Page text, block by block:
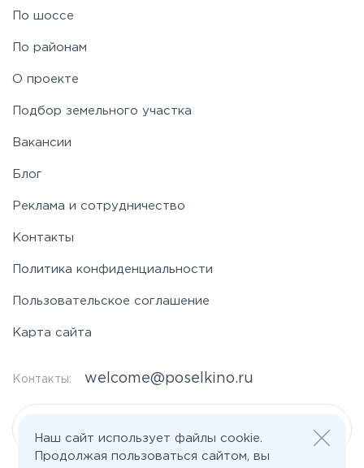
По шоссе
По районам
О проекте
Подбор земельного участка
Вакансии
Блог
Реклама и сотрудничество
Контакты
Политика конфиденциальности
Пользовательское соглашение
Карта сайта
Контакты: welcome@poselkino.ru
Наш сайт использует файлы cookie.
Продолжая пользоваться сайтом, вы